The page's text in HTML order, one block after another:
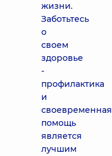
жизни.
Заботьтесь
о
своем
здоровье
-
профилактика
и
своевременная
помощь
является
лучшим